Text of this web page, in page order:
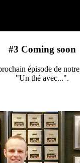
#3 Coming soon
épisode de
"Un thé avec...".